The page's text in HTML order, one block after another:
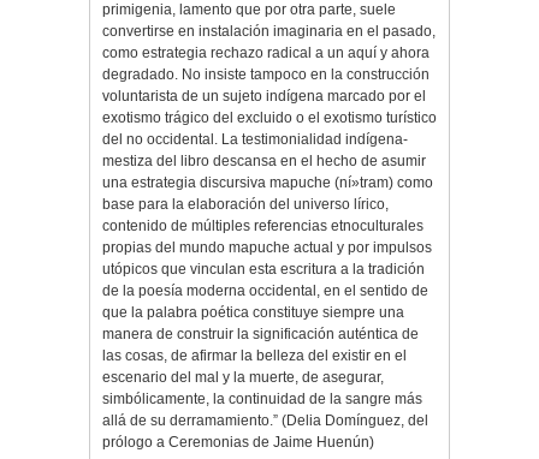
primigenia, lamento que por otra parte, suele
convertirse en instalación imaginaria en el pasado,
como estrategia rechazo radical a un aquí y ahora
degradado. No insiste tampoco en la construcción
voluntarista de un sujeto indígena marcado por el
exotismo trágico del excluido o el exotismo turístico
del no occidental. La testimonialidad indígena-
mestiza del libro descansa en el hecho de asumir
una estrategia discursiva mapuche (ní»tram) como
base para la elaboración del universo lírico,
contenido de múltiples referencias etnoculturales
propias del mundo mapuche actual y por impulsos
utópicos que vinculan esta escritura a la tradición
de la poesía moderna occidental, en el sentido de
que la palabra poética constituye siempre una
manera de construir la significación auténtica de
las cosas, de afirmar la belleza del existir en el
escenario del mal y la muerte, de asegurar,
simbólicamente, la continuidad de la sangre más
allá de su derramamiento.” (Delia Domínguez, del
prólogo a Ceremonias de Jaime Huenún)